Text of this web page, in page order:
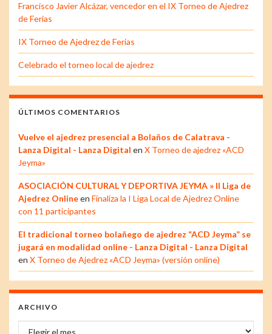
Francisco Javier Alcázar, vencedor en el IX Torneo de Ajedrez
de Ferias
IX Torneo de Ajedrez de Ferias
Celebrado el torneo local de ajedrez
ÚLTIMOS COMENTARIOS
Vuelve el ajedrez presencial a Bolaños de Calatrava -
Lanza Digital - Lanza Digital en X Torneo de ajedrez «ACD
Jeyma»
ASOCIACIÓN CULTURAL Y DEPORTIVA JEYMA » II Liga de
Ajedrez Onlineen Finaliza la I Liga Local de Ajedrez Online
con 11 participantes
El tradicional torneo bolañego de ajedrez “ACD Jeyma” se
jugará en modalidad online - Lanza Digital - Lanza Digital
en X Torneo de Ajedrez «ACD Jeyma» (versión online)
ARCHIVO
Archivo